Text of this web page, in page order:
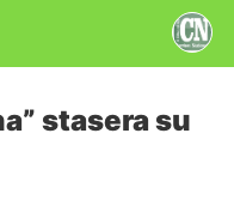
stasera su